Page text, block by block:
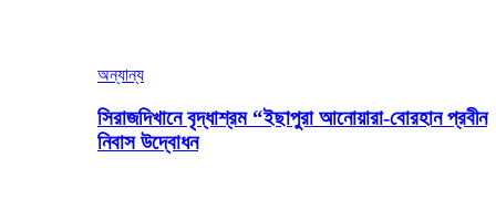
অন্যান্য
সিরাজদিখানে বৃদ্ধাশ্রম “ইছাপুরা আনোয়ারা-বোরহান প্রবীন
নিবাস উদ্বোধন